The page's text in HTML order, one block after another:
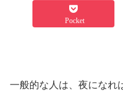
Pocket
一般的な人は、夜になれ